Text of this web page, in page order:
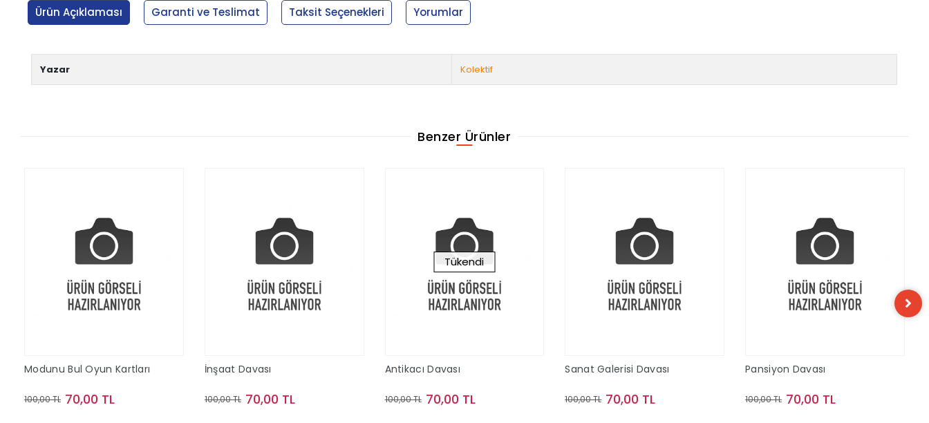
Ürün Açıklaması Garanti ve Teslimat Taksit Seçenekleri Yorumlar
Yazar Kolektif
Benzer Ürünler
Modunu Bul Oyun Kartları
100,00 TL 70,00 TL
İnşaat Davası
100,00 TL 70,00 TL
Tükendi
Antikacı Davası
100,00 TL 70,00 TL
Sanat Galerisi Davası
100,00 TL 70,00 TL
Pansiyon Davası
100,00 TL 70,00 TL